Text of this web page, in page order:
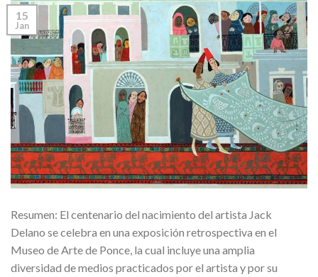
15
Jan
Resumen: El centenario del nacimiento del artista Jack
Delano se celebra en una exposición retrospectiva en el
Museo de Arte de Ponce, la cual incluye una amplia
diversidad de medios practicados por el artista y por su